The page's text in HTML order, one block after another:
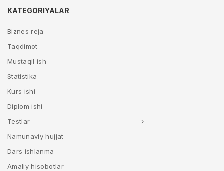
KATEGORIYALAR
Biznes reja
Taqdimot
Mustaqil ish
Statistika
Kurs ishi
Diplom ishi
Testlar
Namunaviy hujjat
Dars ishlanma
Amaliy hisobotlar